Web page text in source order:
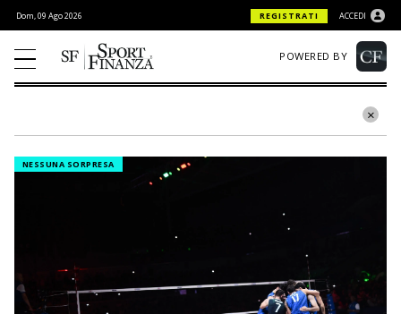
Dom, 09 Ago 2026 REGISTRATI ACCEDI
POWERED BY
NESSUNA SORPRESA